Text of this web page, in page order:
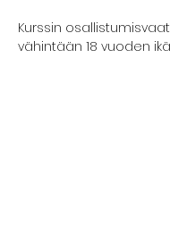
Kurssin
vähintään 18 vuoden